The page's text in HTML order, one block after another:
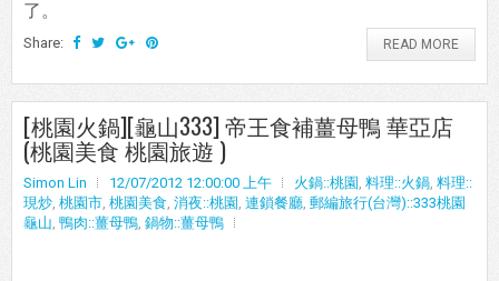
了。
Share: READ MORE
[桃園火鍋][龜山333] 帝王食補薑母鴨 華亞店
(桃園美食 桃園旅遊 )
Simon Lin 12/07/2012 12:00:00 上午 火鍋::桃園 , 料理::火鍋, 料理::
現炒, 桃園市, 桃園美食, 消夜::桃園 , 連鎖餐廳, 郵編旅行(台灣)::333桃園
龜山, 鴨肉::薑母鴨, 鍋物::薑母鴨